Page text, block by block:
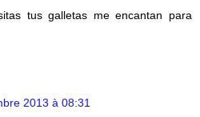
tus galletas me encantan para
2013 à 08:31